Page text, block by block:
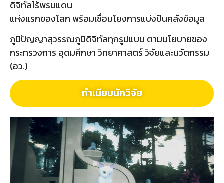
ดิจิทัลไร้พรมแดน
แห่งแรกของโลก พร้อมเชื่อมโยงการแบ่งปันคลังข้อมูล
ภูมิปัญญาสุวรรณภูมิดิจิทัลทุกรูปแบบ ตามนโยบายของ
กระทรวงการ อุดมศึกษา วิทยาศาสตร์ วิจัยและนวัตกรรม
(อว.)
ทำเนียบนักวิจัย